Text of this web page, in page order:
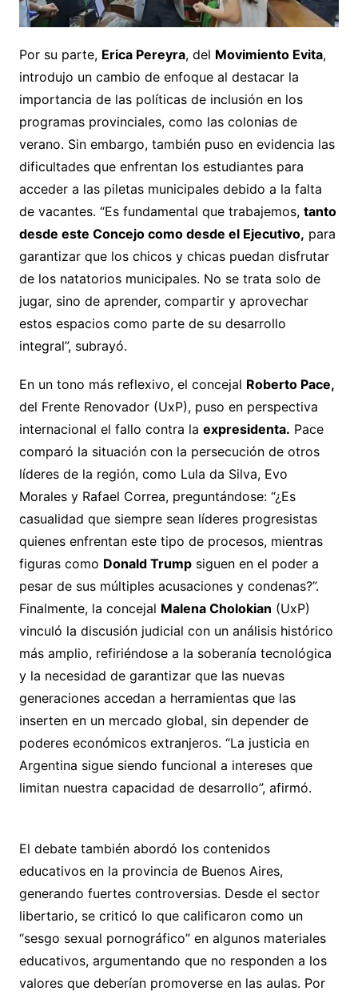
Por su parte, Erica Pereyra, del Movimiento Evita,
introdujo un cambio de enfoque al destacar la
importancia de las políticas de inclusión en los
programas provinciales, como las colonias de
verano. Sin embargo, también puso en evidencia las
dificultades que enfrentan los estudiantes para
acceder a las piletas municipales debido a la falta
de vacantes. “Es fundamental que trabajemos, tanto
desde este Concejo como desde el Ejecutivo, para
garantizar que los chicos y chicas puedan disfrutar
de los natatorios municipales. No se trata solo de
jugar, sino de aprender, compartir y aprovechar
estos espacios como parte de su desarrollo
integral”, subrayó.
En un tono más reflexivo, el concejal Roberto Pace,
del Frente Renovador (UxP), puso en perspectiva
internacional el fallo contra la expresidenta. Pace
comparó la situación con la persecución de otros
líderes de la región, como Lula da Silva, Evo
Morales y Rafael Correa, preguntándose: “¿Es
casualidad que siempre sean líderes progresistas
quienes enfrentan este tipo de procesos, mientras
figuras como Donald Trumpsiguen en el poder a
pesar de sus múltiples acusaciones y condenas?”.
Finalmente, la concejal Malena Cholokian (UxP)
vinculó la discusión judicial con un análisis histórico
más amplio, refiriéndose a la soberanía tecnológica
y la necesidad de garantizar que las nuevas
generaciones accedan a herramientas que las
inserten en un mercado global, sin depender de
poderes económicos extranjeros. “La justicia en
Argentina sigue siendo funcional a intereses que
limitan nuestra capacidad de desarrollo”, afirmó.
El debate también abordó los contenidos
educativos en la provincia de Buenos Aires,
generando fuertes controversias. Desde el sector
libertario, se criticó lo que calificaron como un
“sesgo sexual pornográfico” en algunos materiales
educativos, argumentando que no responden a los
valores que deberían promoverse en las aulas. Por